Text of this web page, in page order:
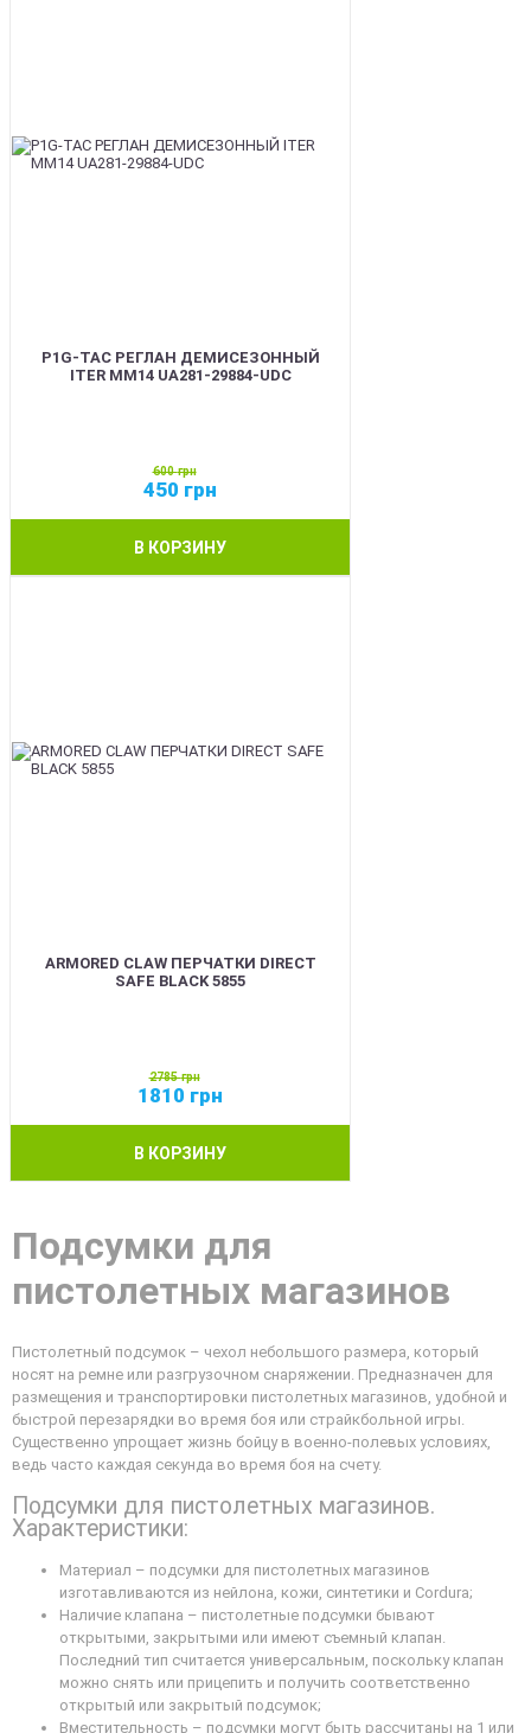
P1G-TAC РЕГЛАН ДЕМИСЕЗОННЫЙ
ITER ММ14 UA281-29884-UDC
600грн
450 грн
В КОРЗИНУ
ARMORED CLAW ПЕРЧАТКИ DIRECT
SAFE BLACK 5855
2785грн
1810 грн
В КОРЗИНУ
Подсумки для
пистолетных магазинов
Пистолетный подсумок – чехол небольшого размера, который
носят на ремне или разгрузочном снаряжении. Предназначен для
размещения и транспортировки пистолетных магазинов, удобной и
быстрой перезарядки во время боя или страйкбольной игры.
Существенно упрощает жизнь бойцу в военно-полевых условиях,
ведь часто каждая секунда во время боя на счету.
Подсумки для пистолетных магазинов.
Характеристики:
Материал – подсумки для пистолетных магазинов
изготавливаются из нейлона, кожи, синтетики и Cordura;
Наличие клапана – пистолетные подсумки бывают
открытыми, закрытыми или имеют съемный клапан.
Последний тип считается универсальным, поскольку клапан
можно снять или прицепить и получить соответственно
открытый или закрытый подсумок;
Вместительность – подсумки могут быть рассчитаны на 1 или